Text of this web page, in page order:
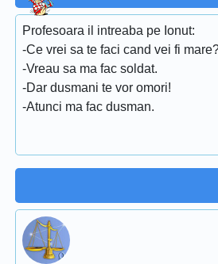
Profesoara il intreaba pe Ionut:
-Ce vrei sa te faci cand vei fi
-Vreau sa ma fac soldat.
-Dar dusmani te vor omori!
-Atunci ma fac dusman.